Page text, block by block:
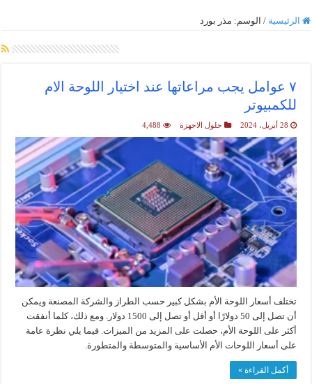
الرئيسية / الوسم: مذر بورد
٧ عوامل يجب مراعاتها عند اختيار اللوحة الام
للكمبيوتر
28 أبريل، 2024 حلول الاجهزة 4,488
تختلف أسعار اللوحة الأم بشكل كبير حسب الطراز والشركة المصنعة ويمكن
أن تصل إلى 50 دولارًا أو أقل أو تصل إلى 1500 دولار. ومع ذلك، كلما أنفقت
أكثر على اللوحة الأم، حصلت على المزيد من الميزات. فيما يلي نظرة عامة
على أسعار اللوحات الأم الأساسية والمتوسطة والمتطورة.
أكمل القراءة »